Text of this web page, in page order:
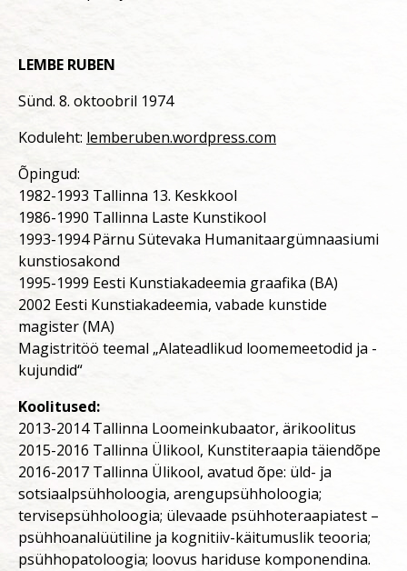
LEMBE RUBEN
Sünd. 8. oktoobril 1974
Koduleht: lemberuben.wordpress.com
Õpingud:
1982-1993 Tallinna 13. Keskkool
1986-1990 Tallinna Laste Kunstikool
1993-1994 Pärnu Sütevaka Humanitaargümnaasiumi
kunstiosakond
1995-1999 Eesti Kunstiakadeemia graafika (BA)
2002 Eesti Kunstiakadeemia, vabade kunstide
magister (MA)
Magistritöö teemal „Alateadlikud loomemeetodid ja -
kujundid“
Koolitused:
2013-2014 Tallinna Loomeinkubaator, ärikoolitus
2015-2016 Tallinna Ülikool, Kunstiteraapia täiendõpe
2016-2017 Tallinna Ülikool, avatud õpe: üld- ja
sotsiaalpsühholoogia, arengupsühholoogia;
tervisepsühholoogia; ülevaade psühhoteraapiatest –
psühhoanalüütiline ja kognitiiv-käitumuslik teooria;
psühhopatoloogia; loovus hariduse komponendina.